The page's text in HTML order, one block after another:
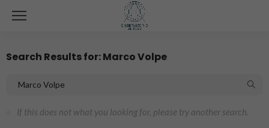
Search Results for: Marco Volpe
If this does not what you looking for, please try another search.